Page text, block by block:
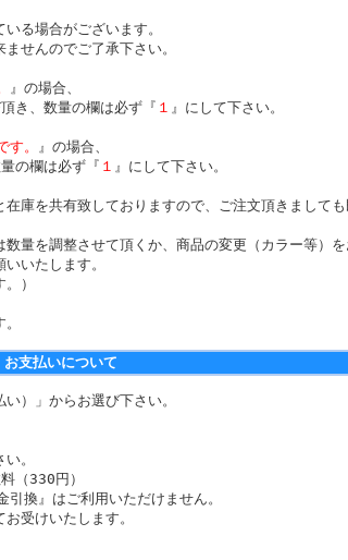
る場合がございます。
せんのでご了承下さい。
』の場合、
、数量の欄は必ず『 １ 』にして下さい。
。
』の場合、
欄は必ず『 １ 』にして下さい。
庫を共有致しておりますので、ご注文頂きましても
量を調整させて頂くか、商品の変更（カラー等）
いたします。
）
お支払いについて
）」からお選び下さい。
。
（330円）
換』はご利用いただけません。
受けいたします。